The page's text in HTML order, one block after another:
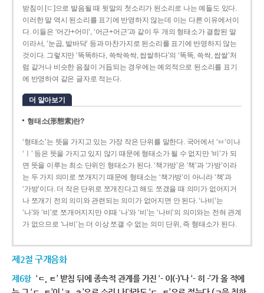
받침이 [ㄷ]으로 발음될 때 뒷말의 첫소리가 된소리로 나는 예들도 있다.
이러한 말 역시 된소리를 표기에 반영하지 않는데 이는 다른 이유에서이
다. 이들은 ‘어간+어미’, ‘어근+어근’과 같이 두 개의 형태소가 결합된 말
이라서, ‘눈곱, 발바닥’ 등과 마찬가지로 된소리를 표기에 반영하지 않는
것이다. 그렇지만 ‘똑똑하다, 쓱싹쓱싹, 쌉쌀하다’의 ‘똑똑, 쓱싹, 쌉쌀’처
럼 같거나 비슷한 음절이 거듭되는 경우에는 예외적으로 된소리를 표기
에 반영하여 같은 글자로 적는다.
더 알아보기
형태소(形態素)란?
‘형태소’는 뜻을 가지고 있는 가장 작은 단위를 말한다. 국어에서 ‘ㅂ’이나
‘ㅣ’ 등은 뜻을 가지고 있지 않기 때문에 형태소가 될 수 없지만 ‘비’가 되
면 뜻을 이루는 최소 단위인 형태소가 된다. ‘책가방’은 ‘책’과 ‘가방’이라
는 두 가지 의미로 쪼개지기 때문에 형태소는 ‘책가방’이 아니라 ‘책’과
‘가방’이다. 더 작은 단위로 쪼개진다고 해도 쪼갰을 때 의미가 없어지거
나 쪼개기 전의 의미와 관련되는 의미가 없어지면 안 된다. ‘나비’는
‘나’와 ‘비’로 쪼개어지지만 이때 ‘나’와 ‘비’는 ‘나비’의 의미와는 전혀 관계
가 없으므로 ‘나비’는 더 이상 쪼갤 수 없는 의미 단위, 즉 형태소가 된다.
제2절 구개음화
제6항 ‘ㄷ, ㅌ’ 받침 뒤에 종속적 관계를 가진 ‘- 이(-)’나 ‘- 히 -’가 올 적에